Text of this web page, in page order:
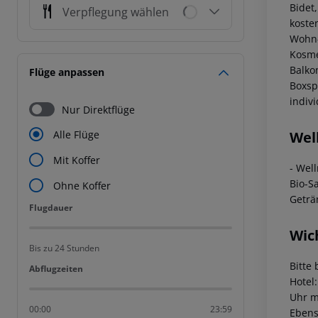
Verpflegung wählen
Flüge anpassen
Nur Direktflüge
Alle Flüge
Mit Koffer
Ohne Koffer
Flugdauer
Flugdauer
Bis zu 24 Stunden
Abflugzeiten
Abflugzeiten
00:00 23:59
-
Bio-
Bitte
Uhr